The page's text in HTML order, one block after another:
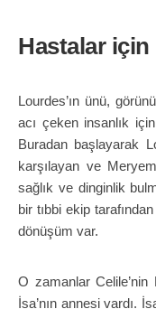
Hastalar için
Lourdes’ın ünü,
acı çeken insanlık
Buradan başlayarak
karşılayan ve
sağlık ve dinginlik
bir tıbbi ekip
dönüşüm var.
O zamanlar Celile’nin
İsa’nın annesi vardı.